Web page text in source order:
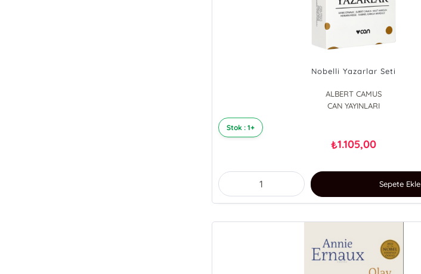
Nobelli Yazarlar Seti
ALBERT CAMUS
Annie Ernaux
KNUT HAMSUN
CAN YAYINLARI
Stok : 1+
₺1.105,00
Sepete Ekle